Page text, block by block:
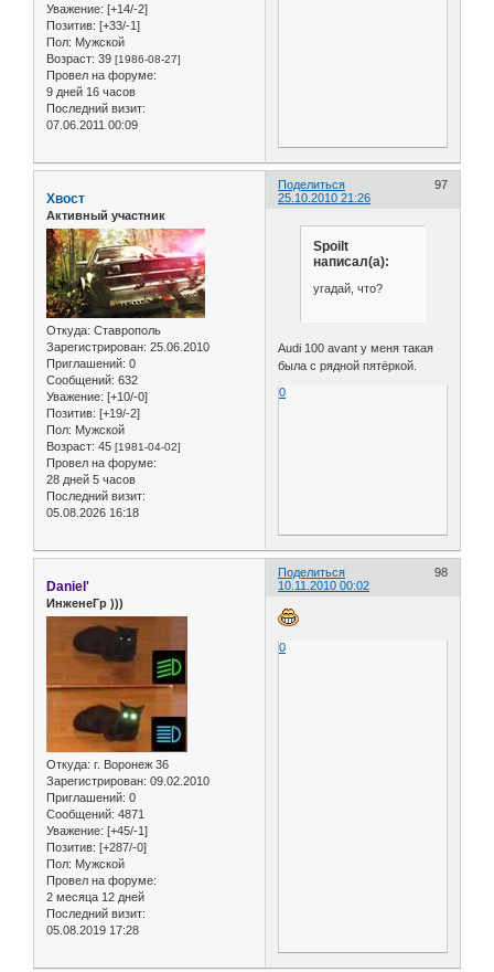
Уважение: [+14/-2]
Позитив: [+33/-1]
Пол: Мужской
Возраст: 39 [1986-08-27]
Провел на форуме:
9 дней 16 часов
Последний визит:
07.06.2011 00:09
Поделиться
97
25.10.2010 21:26
Хвост
Активный участник
Откуда: Ставрополь
Зарегистрирован: 25.06.2010
Приглашений: 0
Сообщений: 632
Уважение: [+10/-0]
Позитив: [+19/-2]
Пол: Мужской
Возраст: 45 [1981-04-02]
Провел на форуме:
28 дней 5 часов
Последний визит:
05.08.2026 16:18
Spoilt
написал(а):
угадай, что?
Audi 100 avant у меня такая
была с рядной пятёркой.
0
Поделиться
98
10.11.2010 00:02
Daniel'
ИнженеГр )))
Откуда: г. Воронеж 36
Зарегистрирован: 09.02.2010
Приглашений: 0
Сообщений: 4871
Уважение: [+45/-1]
Позитив: [+287/-0]
Пол: Мужской
Провел на форуме:
2 месяца 12 дней
Последний визит:
05.08.2019 17:28
0